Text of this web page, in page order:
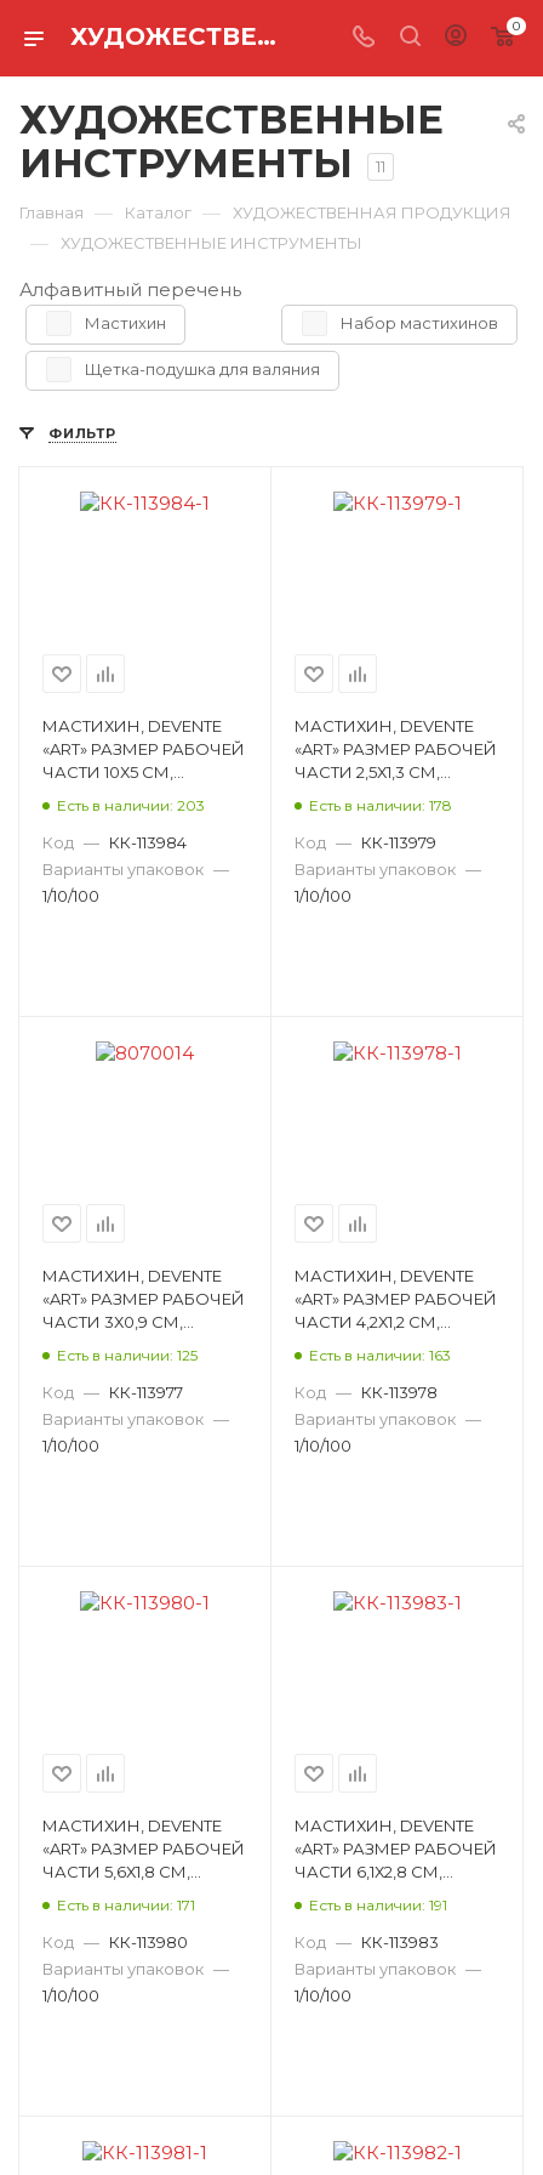
ХУДОЖЕСТВЕННЫЕ ИНСТРУМЕНТЫ 0
ХУДОЖЕСТВЕННЫЕ
ИНСТРУМЕНТЫ
11
Главная — Каталог — ХУДОЖЕСТВЕННАЯ ПРОДУКЦИЯ
— ХУДОЖЕСТВЕННЫЕ ИНСТРУМЕНТЫ
Алфавитный перечень
Мастихин Набор мастихинов
Щетка-подушка для валяния
ФИЛЬТР
МАСТИХИН, DEVENTE
«ART» РАЗМЕР РАБОЧЕЙ
ЧАСТИ 10Х5 СМ,
Есть в наличии: 203
Код — КК-113984
Варианты упаковок —
1/10/100
МАСТИХИН, DEVENTE
«ART» РАЗМЕР РАБОЧЕЙ
ЧАСТИ 2,5Х1,3 СМ,
Есть в наличии: 178
Код — КК-113979
Варианты упаковок —
1/10/100
МАСТИХИН, DEVENTE
«ART» РАЗМЕР РАБОЧЕЙ
ЧАСТИ 3Х0,9 СМ,
Есть в наличии: 125
Код — КК-113977
Варианты упаковок —
1/10/100
МАСТИХИН, DEVENTE
«ART» РАЗМЕР РАБОЧЕЙ
ЧАСТИ 4,2Х1,2 СМ,
Есть в наличии: 163
Код — КК-113978
Варианты упаковок —
1/10/100
МАСТИХИН, DEVENTE
«ART» РАЗМЕР РАБОЧЕЙ
ЧАСТИ 5,6Х1,8 СМ,
Есть в наличии: 171
Код — КК-113980
Варианты упаковок —
1/10/100
МАСТИХИН, DEVENTE
«ART» РАЗМЕР РАБОЧЕЙ
ЧАСТИ 6,1Х2,8 СМ,
Есть в наличии: 191
Код — КК-113983
Варианты упаковок —
1/10/100